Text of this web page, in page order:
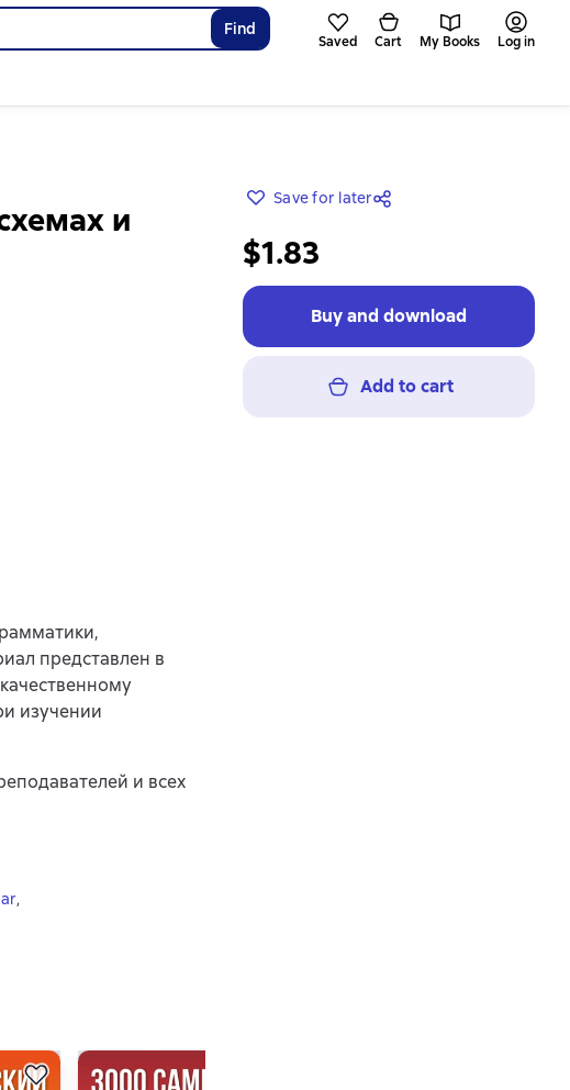
Find
Saved Cart My Books Log in
и
Save for later
$1.83
Buy and download
Add to cart
представлен в
изучении
и всех
,